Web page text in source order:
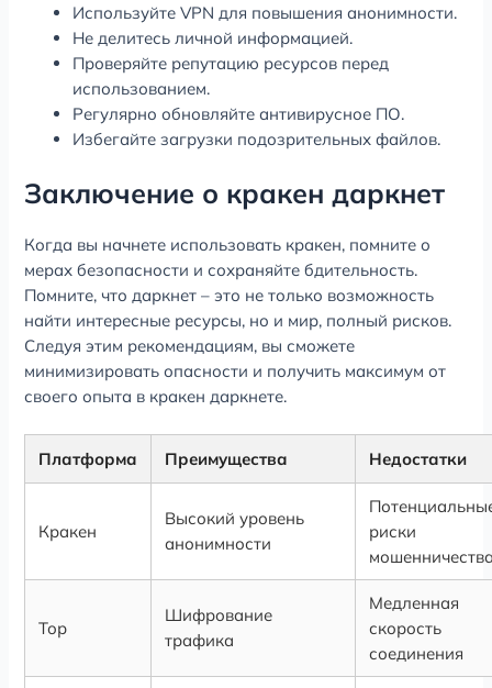
Используйте VPN для повышения анонимности.
Не делитесь личной информацией.
Проверяйте репутацию ресурсов перед
использованием.
Регулярно обновляйте антивирусное ПО.
Избегайте загрузки подозрительных файлов.
Заключение о кракен даркнет
Когда вы начнете использовать кракен, помните о
мерах безопасности и сохраняйте бдительность.
Помните, что даркнет – это не только возможность
найти интересные ресурсы, но и мир, полный рисков.
Следуя этим рекомендациям, вы сможете
минимизировать опасности и получить максимум от
своего опыта в кракен даркнете.
Платформа Преимущества Недостатки
Кракен
Высокий уровень
анонимности
риски
Тор
Шифрование
трафика
Медленная
скорость
соединения